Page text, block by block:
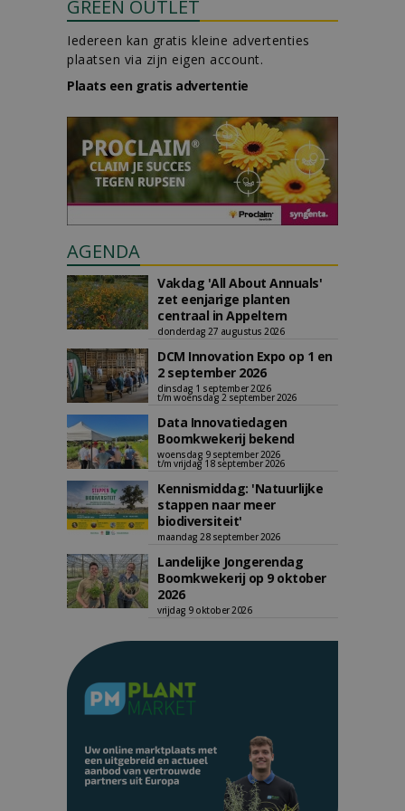
GREEN OUTLET
Iedereen kan gratis kleine advertenties
plaatsen via zijn eigen account.
Plaats een gratis advertentie
AGENDA
Vakdag 'All About Annuals'
zet eenjarige planten
centraal in Appeltern
donderdag 27 augustus 2026
DCM Innovation Expo op 1 en
2 september 2026
dinsdag 1 september 2026
t/m woensdag 2 september 2026
Data Innovatiedagen
Boomkwekerij bekend
woensdag 9 september 2026
t/m vrijdag 18 september 2026
Kennismiddag: 'Natuurlijke
stappen naar meer
biodiversiteit'
maandag 28 september 2026
Landelijke Jongerendag
Boomkwekerij op 9 oktober
2026
vrijdag 9 oktober 2026